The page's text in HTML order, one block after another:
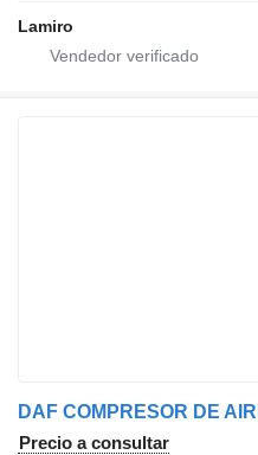
Lamiro
Precio a consultar